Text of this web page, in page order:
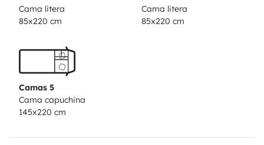
autocaravana, incluso si es tu primera experiencia.
las maletas, elige tu destino y comienza la aventura!
disponibilidad y resolver cualquier duda.
Cama litera
85x220 cm
Cama litera
85x220 cm
Camas 5
Cama capuchina
145x220 cm